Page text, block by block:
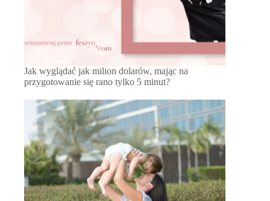
Jak wyglądać jak milion dolarów, mając na
przygotowanie się rano tylko 5 minut?